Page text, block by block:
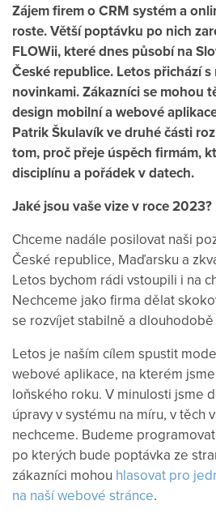
Zájem firem o CRM systém a
roste. Větší poptávku po nich
FLOWii, které dnes působí na
České republice. Letos přichází
novinkami. Zákazníci se mohou
design mobilní a webové
Patrik Škulavík ve druhé části
tom, proč přeje úspěch firmám,
disciplínu a pořádek v datech.
Jaké jsou vaše vize v roce 2023?
Chceme nadále posilovat naši
České republice, Maďarsku a
Letos bychom rádi vstoupili i na
Nechceme jako firma dělat
se rozvíjet stabilně a
Letos je naším cílem spustit
webové aplikace, na kterém
loňského roku. V minulosti jsme
úpravy v systému na míru, v těch
nechceme. Budeme
po kterých bude poptávka ze
zákazníci mohou hlasovat pro
na naší webové stránce.